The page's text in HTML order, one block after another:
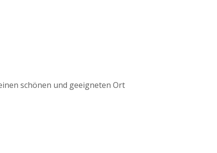
schönen und geeigneten Ort